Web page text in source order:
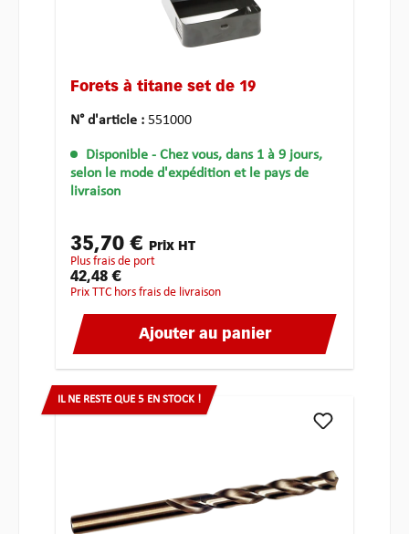
Forets à titane set de 19
N° d'article : 551000
Disponible - Chez vous, dans 1 à 9 jours,
selon le mode d'expédition et le pays de
livraison
35,70 € Prix HT
plus frais de port
42,48 €
Prix TTC hors frais de livraison
Ajouter au panier
IL NE RESTE QUE 5 EN STOCK !